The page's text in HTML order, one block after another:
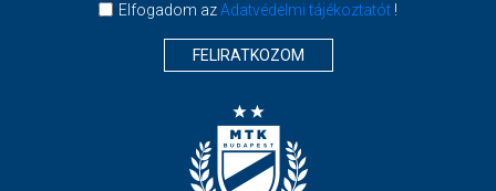
Elfogadom azAdatvédelmi tájékoztatót!
FELIRATKOZOM